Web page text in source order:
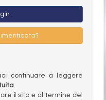
continuare a leggere
.
il sito e al termine del